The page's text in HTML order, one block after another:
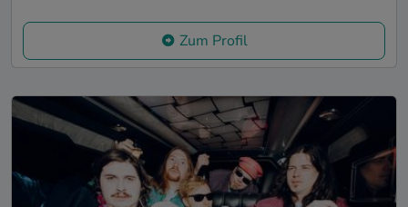
Zum Profil